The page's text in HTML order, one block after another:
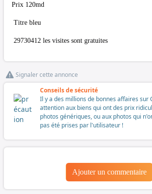
Prix 120md
Titre bleu
29730412 les visites sont gratuites
Signaler cette annonce
Conseils de sécurité
Il y a des millions de bonnes affaires sur
attention aux biens qui ont des prix
photos génériques, ou aux photos qui
pas été prises par l'utilisateur !
Ajouter un commentaire